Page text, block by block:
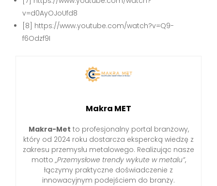
v=d0AyOJoUfd8
[8] https://www.youtube.com/watch?v=Q9-
f6Odzf9I
Makra MET
Makra-Met to profesjonalny portal branżowy,
który od 2024 roku dostarcza ekspercką wiedzę z
zakresu przemysłu metalowego. Realizując nasze
motto„Przemysłowe trendy wykute w metalu”,
łączymy praktyczne doświadczenie z
innowacyjnym podejściem do branży.